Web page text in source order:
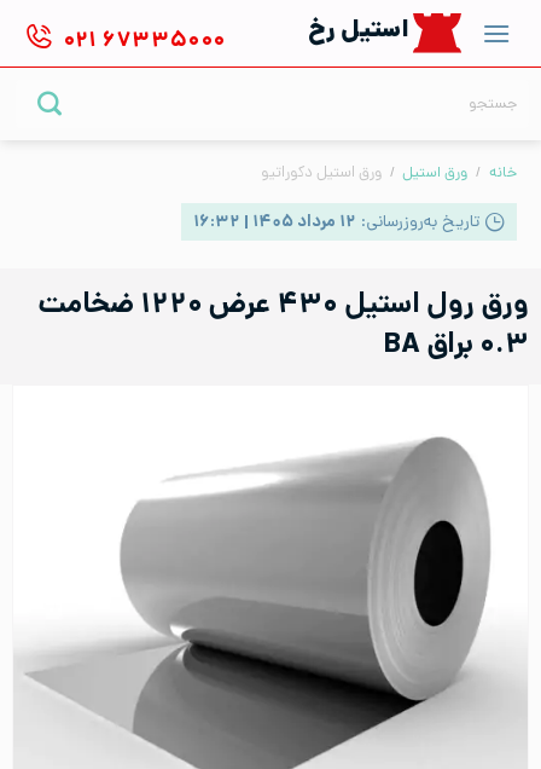
content
استیل رخ ۰۲۱ ۶۷۳۳۵۰۰۰
خانه / ورق استیل / ورق استیل دکوراتیو
تاریخ به‌روزرسانی: ۱۲ مرداد ۱۴۰۵ | ۱۶:۳۲
ورق رول استیل ۴۳۰ عرض ۱۲۲۰ ضخامت
۰.۳ براق BA